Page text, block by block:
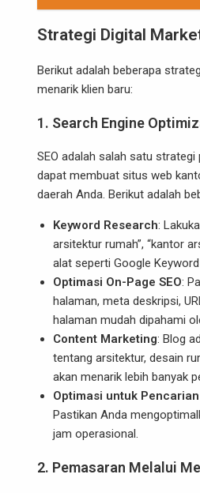
Strategi Digital
Berikut adalah beberapa
menarik klien baru:
1. Search Engine
SEO adalah salah satu
dapat membuat situs web
daerah Anda. Berikut adalah
Keyword Research:
arsitektur rumah”, “kantor
alat seperti Google
Optimasi On-Page SEO:
halaman, meta deskripsi,
halaman mudah dipahami
Content Marketing: Blog
tentang arsitektur, desain
akan menarik lebih banyak
Optimasi untuk
Pastikan Anda
jam operasional.
2. Pemasaran Melalui